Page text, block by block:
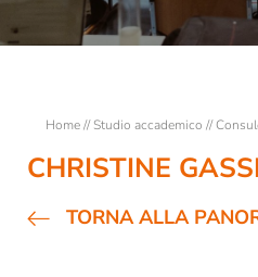
Insegnante di religione: più
Lezioni
Studenti
Studenti ospiti
Home//Studio accademico //
CHRISTINE
TORNA ALLA